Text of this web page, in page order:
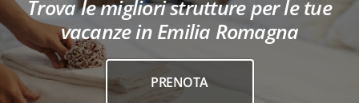
Trova le migliori strutture per le tue
vacanze in Emilia Romagna
PRENOTA